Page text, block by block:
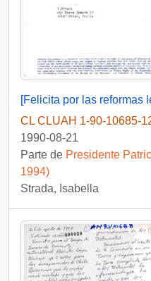
CL CLUAH 1-90-10685-
1990-08-21
Parte de Presidente
1994)
Strada, Isabella